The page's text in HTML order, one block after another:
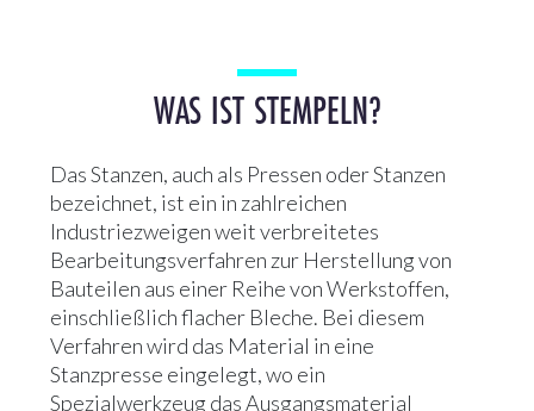
WAS IST STEMPELN?
Das Stanzen, auch als Pressen oder Stanzen
bezeichnet, ist ein in zahlreichen
Industriezweigen weit verbreitetes
Bearbeitungsverfahren zur Herstellung von
Bauteilen aus einer Reihe von Werkstoffen,
einschließlich flacher Bleche. Bei diesem
Verfahren wird das Material in eine
Stanzpresse eingelegt, wo ein
Spezialwerkzeug das Ausgangsmaterial